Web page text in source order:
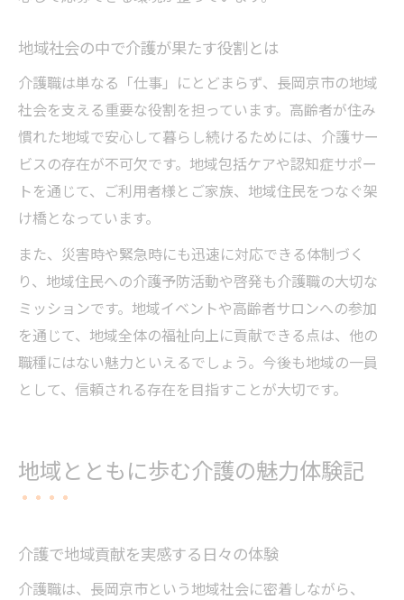
地域社会の中で介護が果たす役割とは
介護職は単なる「仕事」にとどまらず、長岡京市の地域
社会を支える重要な役割を担っています。高齢者が住み
慣れた地域で安心して暮らし続けるためには、介護サー
ビスの存在が不可欠です。地域包括ケアや認知症サポー
トを通じて、ご利用者様とご家族、地域住民をつなぐ架
け橋となっています。
また、災害時や緊急時にも迅速に対応できる体制づく
り、地域住民への介護予防活動や啓発も介護職の大切な
ミッションです。地域イベントや高齢者サロンへの参加
を通じて、地域全体の福祉向上に貢献できる点は、他の
職種にはない魅力といえるでしょう。今後も地域の一員
として、信頼される存在を目指すことが大切です。
地域とともに歩む介護の魅力体験記
介護で地域貢献を実感する日々の体験
介護職は、長岡京市という地域社会に密着しながら、